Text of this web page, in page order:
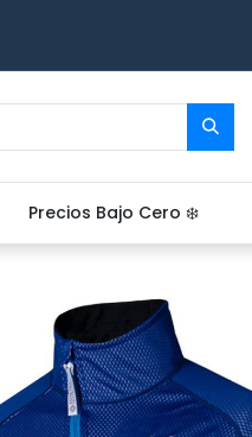
Precios Bajo Cero ❄️